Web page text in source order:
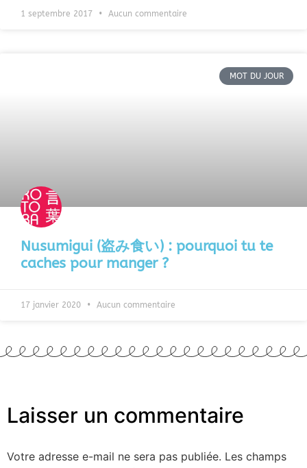
1 septembre 2017 Aucun commentaire
MOT DU JOUR
Nusumigui (盗み食い) : pourquoi tu te
caches pour manger ?
17 janvier 2020 Aucun commentaire
Laisser un commentaire
Votre adresse e-mail ne sera pas publiée. Les champs